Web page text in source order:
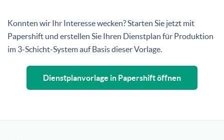
Konnten wir Ihr Interesse wecken? Starten Sie jetzt mit
Papershift und erstellen Sie Ihren Dienstplan für Produktion
im 3-Schicht-System auf Basis dieser Vorlage.
Dienstplanvorlage in Papershift öffnen